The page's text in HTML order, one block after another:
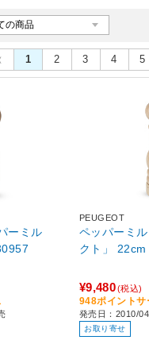
1 2 3 4 5
ーミル
PEUGEOT
ペッパーミ
クト」
¥9,480(税込)
948ポイントサ
発売日：2010/
お取り寄せ